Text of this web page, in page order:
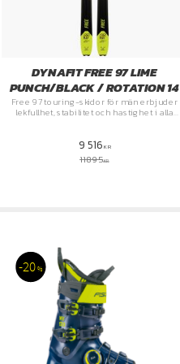
DYNAFIT FREE 97 LIME
PUNCH/BLACK / ROTATION 14
​Free 97 touring-skidor för män erbjuder
lekfullhet, stabilitet och hastighet i alla
9 516KR
11 895KR
20 %